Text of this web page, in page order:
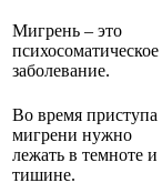
Мигрень – это
психосоматическое
заболевание.
Во время приступа
мигрени нужно
лежать в темноте и
тишине.